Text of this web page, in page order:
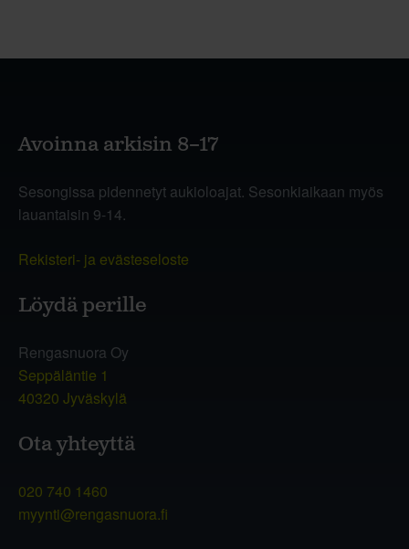
Avoinna arkisin 8–17
Sesongissa pidennetyt aukioloajat. Sesonkiaikaan myös
lauantaisin 9-14.
Rekisteri- ja evästeseloste
Löydä perille
Rengasnuora Oy
Seppäläntie 1
40320 Jyväskylä
Ota yhteyttä
020 740 1460
myynti@rengasnuora.fi